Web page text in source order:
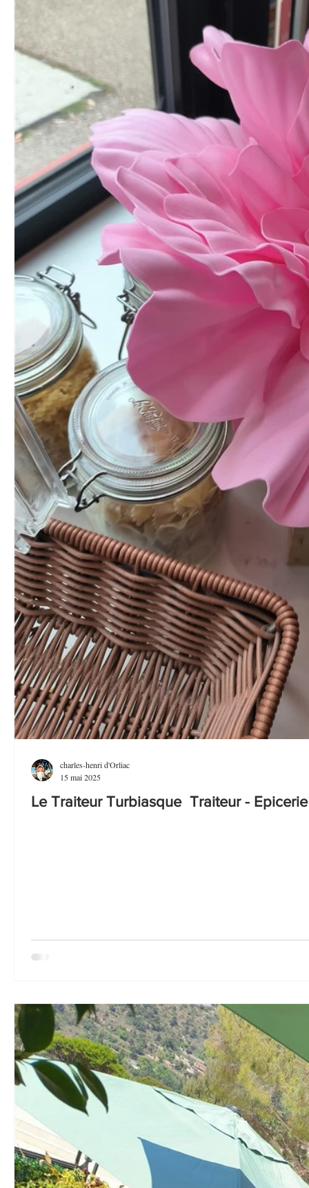
Le Traiteur Turbiasque Traiteur -
charles-henri d'Orliac
15 mai 2025